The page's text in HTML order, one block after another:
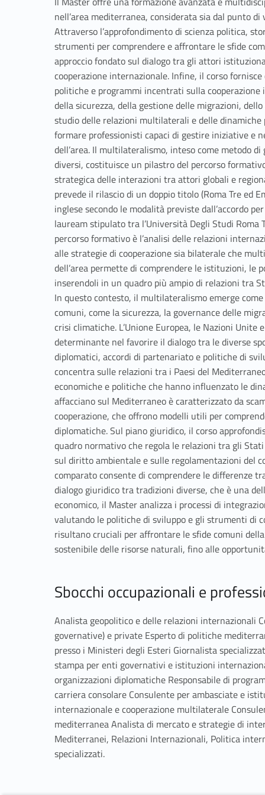
nell’area mediterranea, considerata sia dal punto
Attraverso l’approfondimento di scienza politica,
strumenti per comprendere e affrontare le sfide
approccio fondato sul dialogo tra gli attori
cooperazione internazionale. Infine, il corso
politiche e programmi incentrati sulla
della sicurezza, della gestione delle migrazioni,
studio delle relazioni multilaterali e delle
formare professionisti capaci di gestire iniziative e
dell’area. Il multilateralismo, inteso come metodo
diversi, costituisce un pilastro del percorso
strategica delle interazioni tra attori globali e
prevede il rilascio di un doppio titolo (Roma Tre ed
inglese secondo le modalità previste dall’accordo
lauream stipulato tra l’Università Degli Studi
percorso formativo è l’analisi delle relazioni
alle strategie di cooperazione sia bilaterale che
dell’area permette di comprendere le istituzioni, le
inserendoli in un quadro più ampio di relazioni tra
In questo contesto, il multilateralismo emerge
comuni, come la sicurezza, la governance delle
crisi climatiche. L’Unione Europea, le Nazioni
determinante nel favorire il dialogo tra le diverse
diplomatici, accordi di partenariato e politiche di
concentra sulle relazioni tra i Paesi del
economiche e politiche che hanno influenzato le
affacciano sul Mediterraneo è caratterizzato da
cooperazione, che offrono modelli utili per
diplomatiche. Sul piano giuridico, il corso
quadro normativo che regola le relazioni tra gli
sul diritto ambientale e sulle regolamentazioni del
comparato consente di comprendere le differenze
dialogo giuridico tra tradizioni diverse, che è una
economico, il Master analizza i processi di
valutando le politiche di sviluppo e gli strumenti di
risultano cruciali per affrontare le sfide comuni
sostenibile delle risorse naturali, fino alle
Sbocchi occupazionali e
Analista geopolitico e delle relazioni internazionali
governative) e private Esperto di politiche
presso i Ministeri degli Esteri Giornalista
stampa per enti governativi e istituzioni
organizzazioni diplomatiche Responsabile di
carriera consolare Consulente per ambasciate e
internazionale e cooperazione multilaterale
mediterranea Analista di mercato e strategie di
Mediterranei, Relazioni Internazionali, Politica
specializzati.